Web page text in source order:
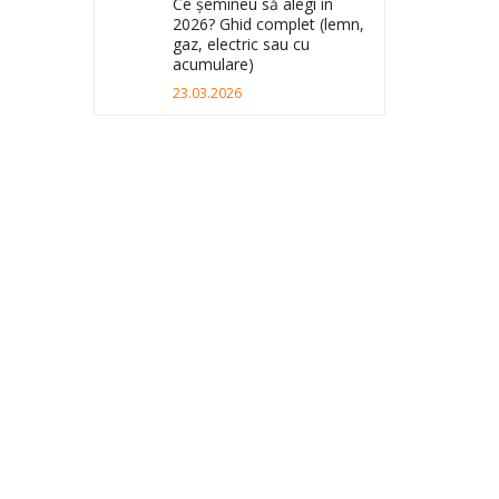
2026? Ghid complet (lemn,
gaz, electric sau cu
acumulare)
23.03.2026